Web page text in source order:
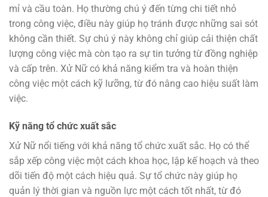
mỉ và cầu toàn. Họ thường chú ý đến từng chi tiết nhỏ
trong công việc, điều này giúp họ tránh được những sai sót
không cần thiết. Sự chú ý này không chỉ giúp cải thiện chất
lượng công việc mà còn tạo ra sự tin tưởng từ đồng nghiệp
và cấp trên. Xử Nữ có khả năng kiểm tra và hoàn thiện
công việc một cách kỹ lưỡng, từ đó nâng cao hiệu suất làm
việc.
Kỹ năng tổ chức xuất sắc
Xử Nữ nổi tiếng với khả năng tổ chức xuất sắc. Họ có thể
sắp xếp công việc một cách khoa học, lập kế hoạch và theo
dõi tiến độ một cách hiệu quả. Sự tổ chức này giúp họ
quản lý thời gian và nguồn lực một cách tốt nhất, từ đó